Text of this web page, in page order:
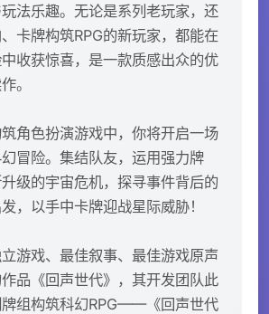
法乐趣。无论是系列老玩家，还
卡牌构筑RPG的新玩家，都能在
收获惊喜，是一款质感出众的优
。
角色扮演游戏中，你将开启一场
冒险。集结队友，运用强力牌
级的宇宙危机，探寻事件背后的
，以手中卡牌迎战星际威胁！
游戏、最佳叙事、最佳游戏原声
品《回声世代》，其开发团队此
牌组构筑科幻RPG——《回声世代